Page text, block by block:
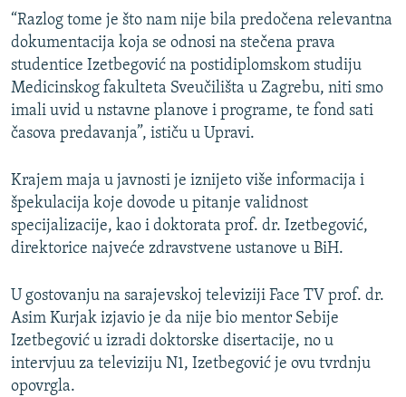
“Razlog tome je što nam nije bila predočena relevantna
dokumentacija koja se odnosi na stečena prava
studentice Izetbegović na postidiplomskom studiju
Medicinskog fakulteta Sveučilišta u Zagrebu, niti smo
imali uvid u nstavne planove i programe, te fond sati
časova predavanja”, ističu u Upravi.
Krajem maja u javnosti je iznijeto više informacija i
špekulacija koje dovode u pitanje validnost
specijalizacije, kao i doktorata prof. dr. Izetbegović,
direktorice najveće zdravstvene ustanove u BiH.
U gostovanju na sarajevskoj televiziji Face TV prof. dr.
Asim Kurjak izjavio je da nije bio mentor Sebije
Izetbegović u izradi doktorske disertacije, no u
intervjuu za televiziju N1, Izetbegović je ovu tvrdnju
opovrgla.